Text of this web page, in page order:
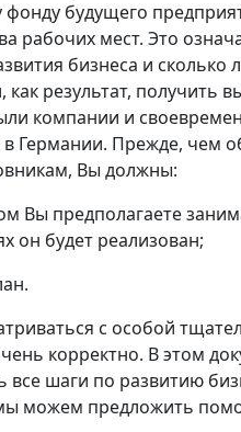
фонду будущего
рабочих мест. Это
бизнеса и
как результат, получить
компании и
Германии. Прежде, чем
Вы должны:
Вы предполагаете
он будет реализован;
с особой
корректно. В этом
все шаги по развитию
можем предложить